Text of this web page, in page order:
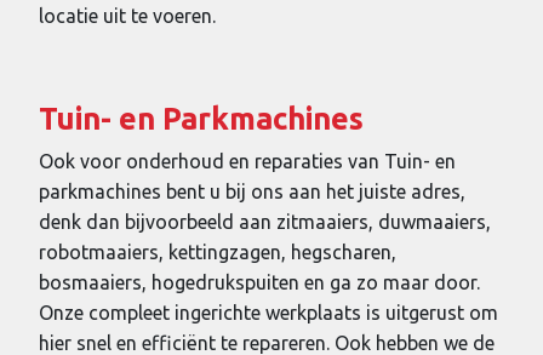
locatie uit te voeren.
Tuin- en Parkmachines
Ook voor onderhoud en reparaties van Tuin- en
parkmachines bent u bij ons aan het juiste adres,
denk dan bijvoorbeeld aan zitmaaiers, duwmaaiers,
robotmaaiers, kettingzagen, hegscharen,
bosmaaiers, hogedrukspuiten en ga zo maar door.
Onze compleet ingerichte werkplaats is uitgerust om
hier snel en efficiënt te repareren. Ook hebben we de